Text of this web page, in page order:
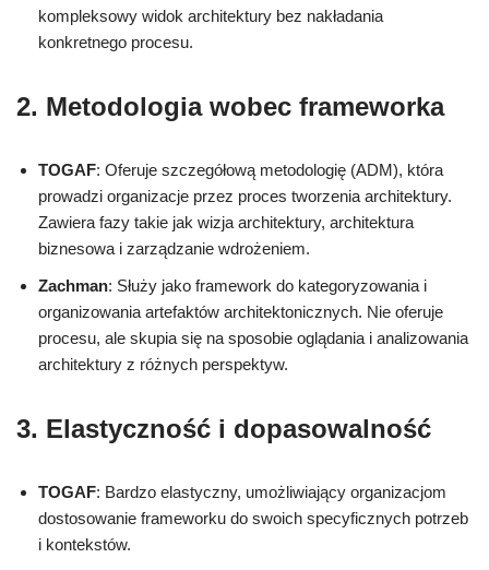
kompleksowy widok architektury bez nakładania
konkretnego procesu.
2. Metodologia wobec frameworka
TOGAF: Oferuje szczegółową metodologię (ADM), która
prowadzi organizacje przez proces tworzenia architektury.
Zawiera fazy takie jak wizja architektury, architektura
biznesowa i zarządzanie wdrożeniem.
Zachman: Służy jako framework do kategoryzowania i
organizowania artefaktów architektonicznych. Nie oferuje
procesu, ale skupia się na sposobie oglądania i analizowania
architektury z różnych perspektyw.
3. Elastyczność i dopasowalność
TOGAF: Bardzo elastyczny, umożliwiający organizacjom
dostosowanie frameworku do swoich specyficznych potrzeb
i kontekstów.